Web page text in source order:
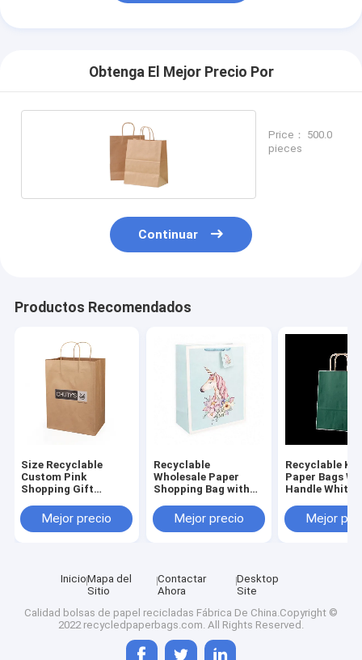
Obtenga El Mejor Precio Por
Price： 500.0
pieces
Continuar
Productos Recomendados
Size Recyclable
Custom Pink
Shopping Gift
Reusable Paper Bags
With Your Own Logo
Mejor precio
Recyclable
Wholesale Paper
Shopping Bag with
Retail Paper Bag for
Store
Mejor precio
Recyclable
Paper Bags
Handle White
Custom
Mejor
InicioMapa del
Sitio
Contactar
Ahora
Desktop
Site
Calidad bolsas de papel recicladas Fábrica De China.Copyright ©
2022 recycledpaperbags.com. All Rights Reserved.